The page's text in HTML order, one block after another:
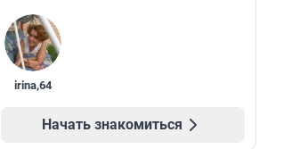
irina,64
Начать знакомиться